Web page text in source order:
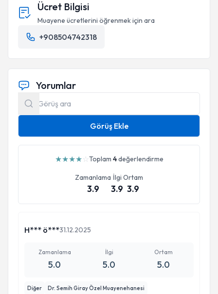
Ücret Bilgisi
Muayene ücretlerini öğrenmek için ara
+908504742318
Yorumlar
Görüş Ekle
★★★★☆Toplam 4değerlendirme
Zamanlama
3.9
İlgi
3.9
Ortam
3.9
H*** ö***31.12.2025
Zamanlama
5.0
İlgi
5.0
Ortam
5.0
Diğer Dr. Semih Giray Özel Muayenehanesi